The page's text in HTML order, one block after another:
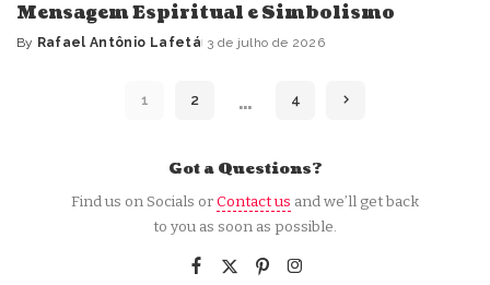
Mensagem Espiritual e Simbolismo
Posted
By Rafael Antônio Lafetá 3 de julho de 2026
1 2 … 4
Got a Questions?
Find us on Socials orContact us and we’ll get back
to you as soon as possible.